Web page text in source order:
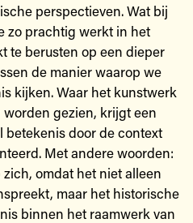
perspectieven. Wat bij
zo prachtig werkt in het
te berusten op een dieper
de manier waarop we
kijken. Waar het kunstwerk
gezien, krijgt een
betekenis door de context
Met andere woorden:
zich, omdat het niet alleen
maar het historische
binnen het raamwerk van